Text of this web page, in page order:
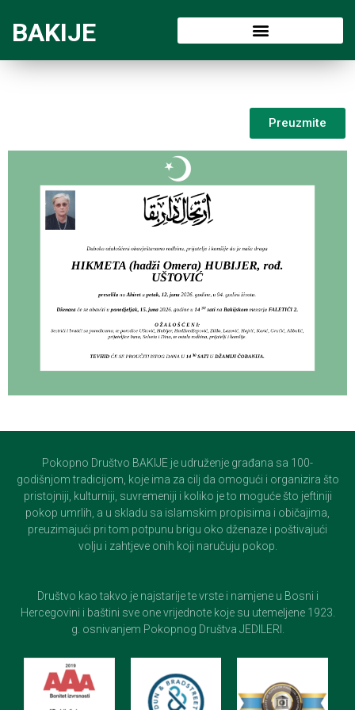
BAKIJE
Preuzmite
Pokopno Društvo BAKIJE je udruženje građana sa 100-
godišnjom tradicijom, koje ima za cilj da omogući i organizira što
pristojniji, kulturniji, suvremeniji i koliko je to moguće što jeftiniji
pokop umrlih, a u skladu sa islamskim propisima i običajima,
preuzimajući pri tom potpunu brigu oko dženaze i poštivajući
volju i zahtjeve onih koji naručuju pokop.
Društvo kao takvo je najstarije te vrste i namjene u Bosni i
Hercegovini i baštini sve one vrijednote koje su utemeljene 1923.
g. osnivanjem Pokopnog Društva JEDILERI.